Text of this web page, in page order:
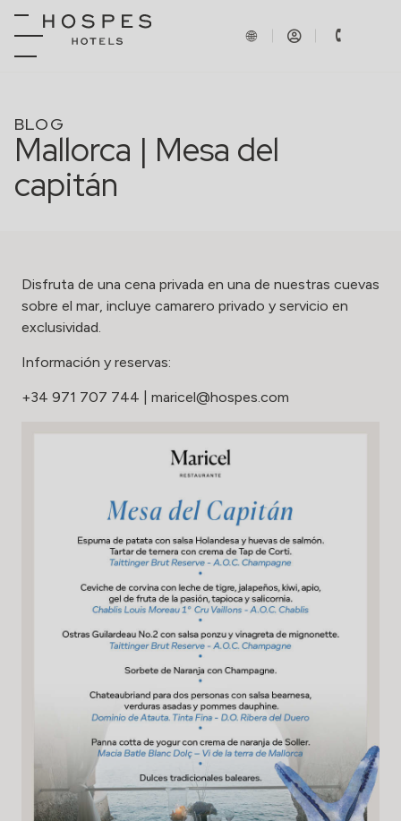
BLOG
Mallorca | Mesa del
capitán
Disfruta de una cena privada en una de nuestras cuevas
sobre el mar, incluye camarero privado y servicio en
exclusividad.
Información y reservas:
+34 971 707 744 maricel@hospes.com